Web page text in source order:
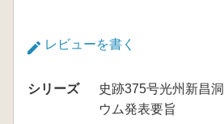
レビューを書く
シリーズ
史跡375号光州新昌
ウム発表要旨